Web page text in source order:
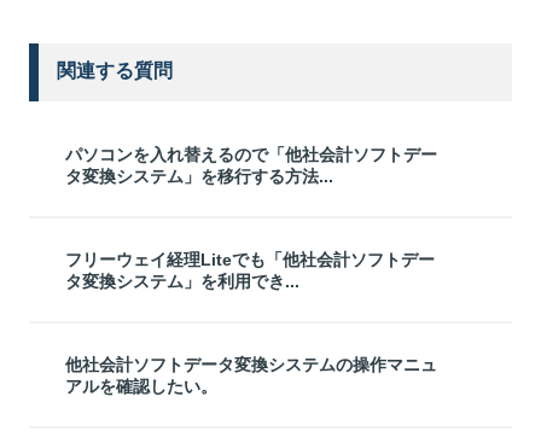
関連する質問
パソコンを入れ替えるので「他社会計ソフトデー
タ変換システム」を移行する方法...
フリーウェイ経理Liteでも「他社会計ソフトデー
タ変換システム」を利用でき...
他社会計ソフトデータ変換システムの操作マニュ
アルを確認したい。